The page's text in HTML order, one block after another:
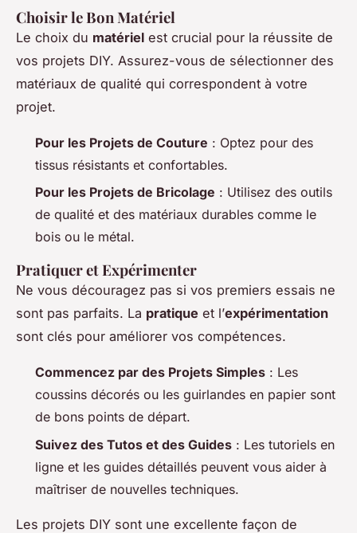
Choisir le Bon Matériel
Le choix du matériel est crucial pour la réussite de
vos projets DIY. Assurez-vous de sélectionner des
matériaux de qualité qui correspondent à votre
projet.
Pour les Projets de Couture : Optez pour des
tissus résistants et confortables.
Pour les Projets de Bricolage : Utilisez des outils
de qualité et des matériaux durables comme le
bois ou le métal.
Pratiquer et Expérimenter
Ne vous découragez pas si vos premiers essais ne
sont pas parfaits. La pratique et l’expérimentation
sont clés pour améliorer vos compétences.
Commencez par des Projets Simples : Les
coussins décorés ou les guirlandes en papier sont
de bons points de départ.
Suivez des Tutos et des Guides : Les tutoriels en
ligne et les guides détaillés peuvent vous aider à
maîtriser de nouvelles techniques.
Les projets DIY sont une excellente façon de